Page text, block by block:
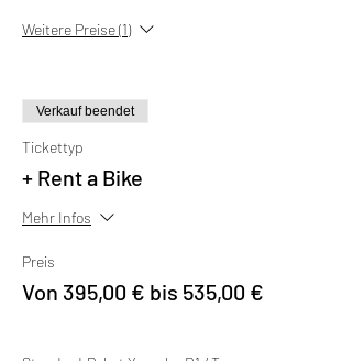
Weitere Preise (1)
Verkauf beendet
Tickettyp
+ Rent a Bike
Mehr Infos
Preis
Von 395,00 € bis 535,00 €